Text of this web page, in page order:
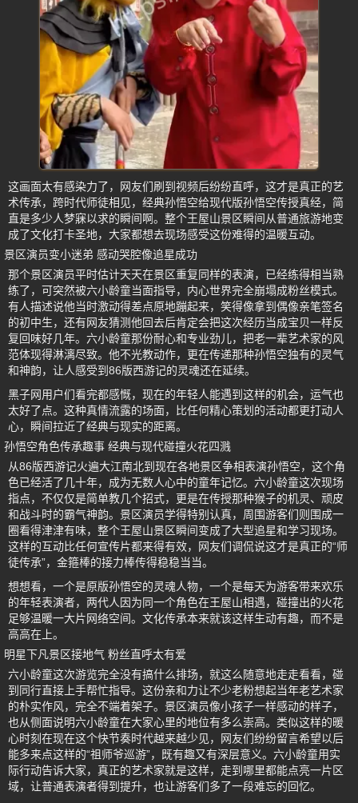
这画面太有感染力了，网友们刷到视频后纷纷直呼，这才是真正的艺
术传承，跨时代师徒相见，经典孙悟空给现代版孙悟空传授真经，简
直是多少人梦寐以求的瞬间啊。整个王屋山景区瞬间从普通旅游地变
成了文化打卡圣地，大家都想去现场感受这份难得的温暖互动。
景区演员变小迷弟 感动哭腔像追星成功
那个景区演员平时估计天天在景区重复同样的表演，已经练得相当熟
练了，可突然被六小龄童当面指导，内心世界完全崩塌成粉丝模式。
有人描述说他当时激动得差点原地蹦起来，笑得像拿到偶像亲笔签名
的初中生，还有网友猜测他回去后肯定会把这次经历当成宝贝一样反
复回味好几年。六小龄童那份耐心和专业劲儿，把老一辈艺术家的风
范体现得淋漓尽致。他不光教动作，更在传递那种孙悟空独有的灵气
和神韵，让人感受到86版西游记的灵魂还在延续。
黑子网用户们看完都感慨，现在的年轻人能遇到这样的机会，运气也
太好了点。这种真情流露的场面，比任何精心策划的活动都更打动人
心，瞬间拉近了经典与现实的距离。
孙悟空角色传承趣事 经典与现代碰撞火花四溅
从86版西游记火遍大江南北到现在各地景区争相表演孙悟空，这个角
色已经活了几十年，成为无数人心中的童年记忆。六小龄童这次现场
指点，不仅仅是简单教几个招式，更是在传授那种猴子的机灵、顽皮
和战斗时的霸气神韵。景区演员学得特别认真，周围游客们则围成一
圈看得津津有味，整个王屋山景区瞬间变成了大型追星和学习现场。
这样的互动比任何宣传片都来得有效，网友们调侃说这才是真正的“师
徒传承”，金箍棒的接力棒传得稳稳当当。
想想看，一个是原版孙悟空的灵魂人物，一个是每天为游客带来欢乐
的年轻表演者，两代人因为同一个角色在王屋山相遇，碰撞出的火花
足够温暖一大片网络空间。文化传承本来就该这样生动有趣，而不是
高高在上。
明星下凡景区接地气 粉丝直呼太有爱
六小龄童这次游览完全没有搞什么排场，就这么随意地走走看看，碰
到同行直接上手帮忙指导。这份亲和力让不少老粉想起当年老艺术家
的朴实作风，完全不端着架子。景区演员像小孩子一样感动的样子，
也从侧面说明六小龄童在大家心里的地位有多么崇高。类似这样的暖
心时刻在现在这个快节奏时代越来越少见，网友们纷纷留言希望以后
能多来点这样的“祖师爷巡游”，既有趣又有深层意义。六小龄童用实
际行动告诉大家，真正的艺术家就是这样，走到哪里都能点亮一片区
域，让普通表演者得到提升，也让游客们多了一段难忘的回忆。